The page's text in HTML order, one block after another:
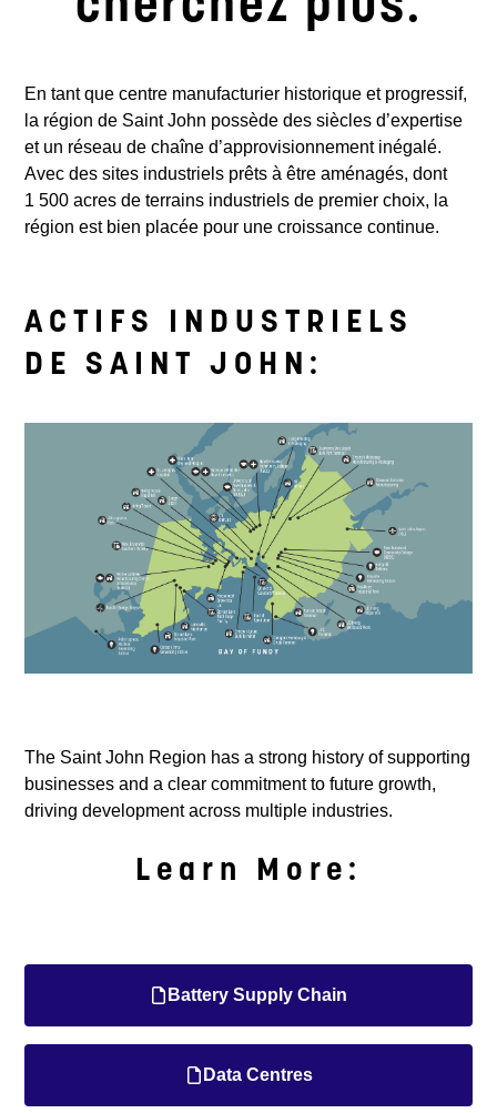
En tant que centre manufacturier historique et progressif,
la région de Saint John possède des siècles d’expertise
et un réseau de chaîne d’approvisionnement inégalé.
Avec des sites industriels prêts à être aménagés, dont
1 500 acres de terrains industriels de premier choix, la
région est bien placée pour une croissance continue.
ACTIFS INDUSTRIELS
DE SAINT JOHN:
The Saint John Region has a strong history of supporting
businesses and a clear commitment to future growth,
driving development across multiple industries.
Learn More:
Battery Supply Chain
Data Centres